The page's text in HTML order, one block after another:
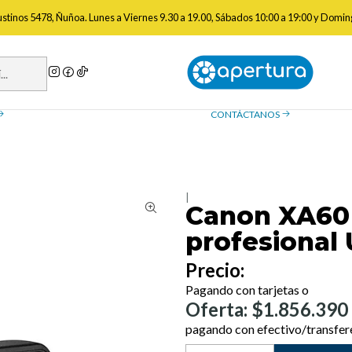
5478, Ñuñoa. Lunes a Viernes 9.30 a 19.00, Sábados 10:00 a 19:00 y
de Video Cámaras Video Profesionales Canon XA60
de reembolso
necesitas saber sobre las
Contáctanos
¿Tienes preguntas? Estamos
CONTÁCTANOS
Canon
profesional
Precio:
Pagando con tarjetas o
Oferta: $1.856.390
pagando con efectivo/